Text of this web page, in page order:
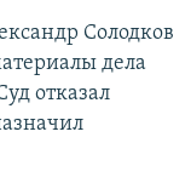
Солодков
дела
отказал